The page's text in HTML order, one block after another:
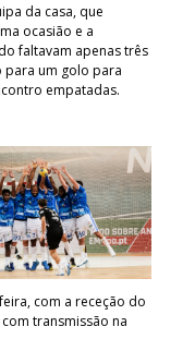
da casa, que
ocasião e a
faltavam apenas três
para um golo para
empatadas.
com a receção do
transmissão na